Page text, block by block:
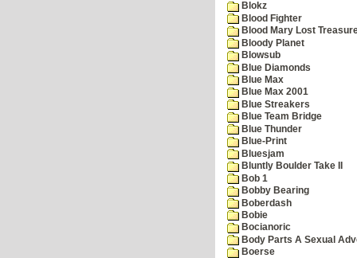
Blokz
Blood Fighter
Blood Mary Lost
Bloody Planet
Blowsub
Blue Diamonds
Blue Max
Blue Max 2001
Blue Streakers
Blue Team Bridge
Blue Thunder
Blue-Print
Bluesjam
Bluntly Boulder Take II
Bob 1
Bobby Bearing
Boberdash
Bobie
Bocianoric
Body Parts A Sexual
Boerse